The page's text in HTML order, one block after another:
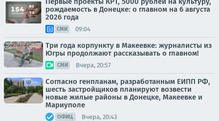
рождаемость в Донецке: о главном на 6 августа
2026 года
СМИ 09:04
Три года корпункту в Макеевке: журналисты из
Югры продолжают рассказывать о главном!
СМИ Вчера, 20:57
Согласно генпланам, разработанным ЕИПП РФ,
шесть застройщиков планируют возвести
новые жилые районы в Донецке, Макеевке и
Мариуполе
ОФИЦ. Вчера, 20:43